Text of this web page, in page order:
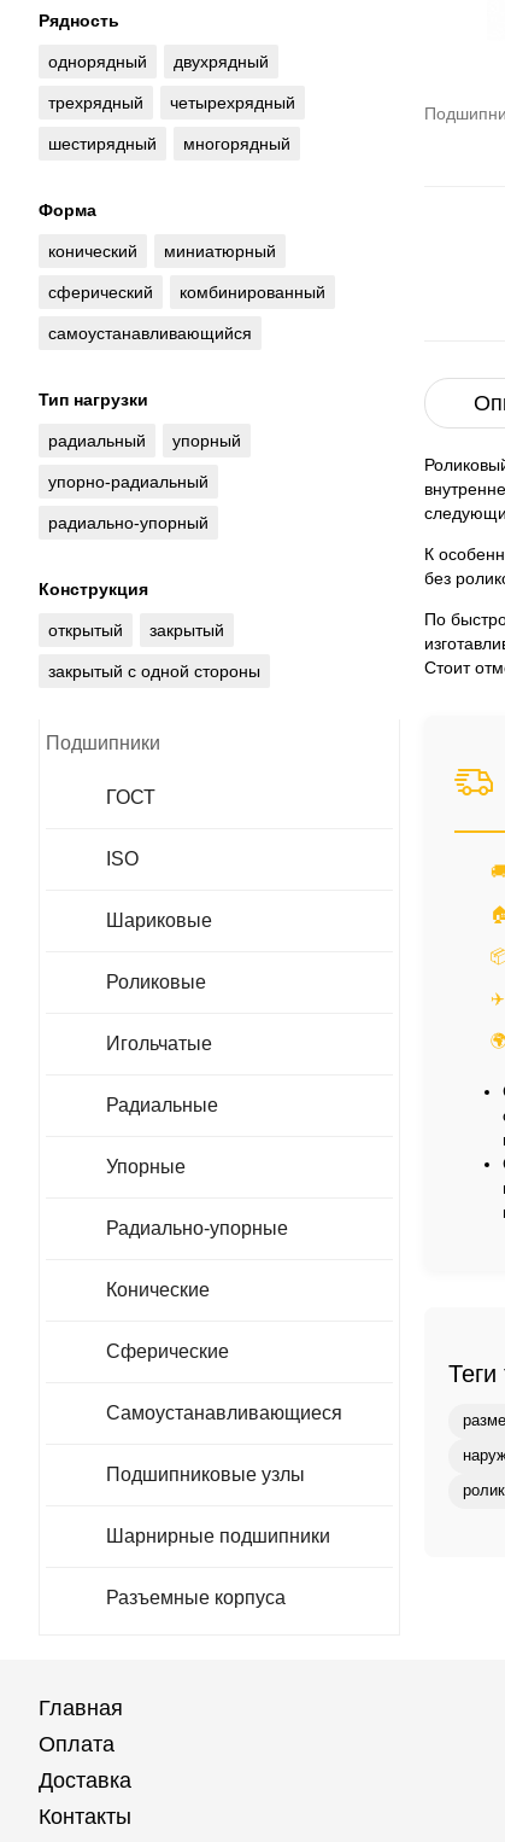
К
без
По
Стоит
🚚
✈️
🌍
Теги
Рядность
однорядный двухрядный
трехрядный четырехрядный
шестирядный многорядный
Форма
конический миниатюрный
сферический комбинированный
самоустанавливающийся
Тип нагрузки
радиальный упорный
упорно-радиальный
радиально-упорный
Конструкция
открытый закрытый
закрытый с одной стороны
Подшипники
ГОСТ
ISO
Шариковые
Роликовые
Игольчатые
Радиальные
Упорные
Радиально-упорные
Конические
Сферические
Самоустанавливающиеся
Подшипниковые узлы
Шарнирные подшипники
Разъемные корпуса
Главная
Оплата
Доставка
Контакты